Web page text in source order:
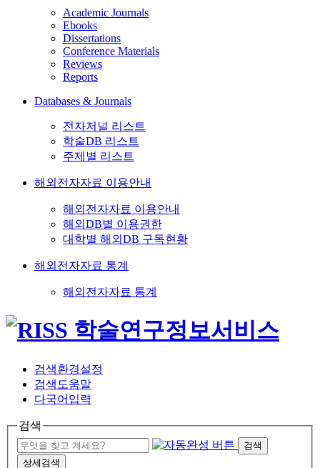
Academic Journals
Ebooks
Dissertations
Conference Materials
Reviews
Reports
Databases & Journals
전자저널 리스트
학술DB 리스트
주제별 리스트
해외전자자료 이용안내
해외전자자료 이용안내
해외DB별 이용권한
대학별 해외DB 구독현황
해외전자자료 통계
해외전자자료 통계
검색환경설정
검색도움말
다국어입력
검색
검색
상세검색